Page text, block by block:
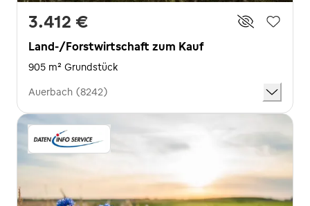
3.412 €
Land-/Forstwirtschaft zum Kauf
905 m² Grundstück
Auerbach (8242)